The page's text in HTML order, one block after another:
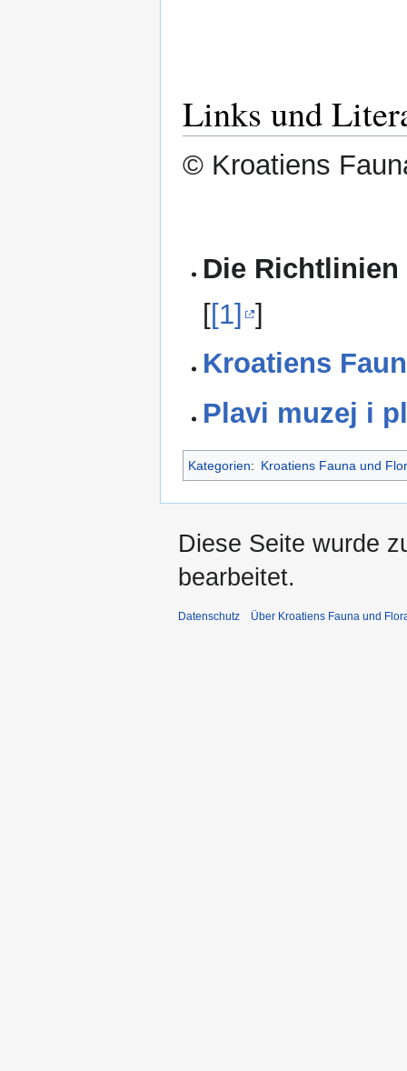
Links und
© Kroatiens
Die
[[1] ]
Kroatiens
Plavi muzej i
Kategorien: Kroatiens Fauna und
Diese Seite wurde
bearbeitet.
Datenschutz Über Kroatiens Fauna und